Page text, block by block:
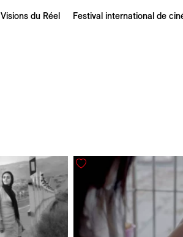
Visions du Réel Festival international de